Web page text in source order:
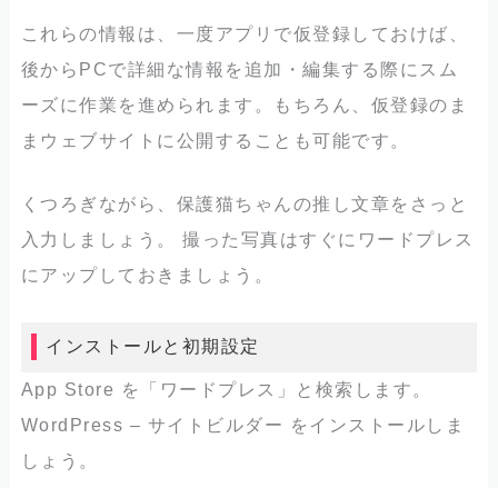
これらの情報は、一度アプリで仮登録しておけば、
後からPCで詳細な情報を追加・編集する際にスム
ーズに作業を進められます。もちろん、仮登録のま
まウェブサイトに公開することも可能です。
くつろぎながら、保護猫ちゃんの推し文章をさっと
入力しましょう。 撮った写真はすぐにワードプレス
にアップしておきましょう。
インストールと初期設定
App Store を「ワードプレス」と検索します。
WordPress – サイトビルダー をインストールしま
しょう。